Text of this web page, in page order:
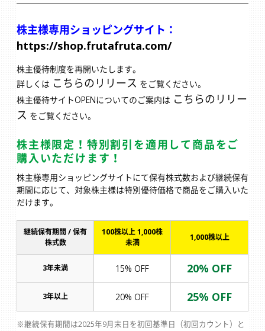
株主様専用ショッピングサイト：
https://shop.frutafruta.com/
株主優待制度を再開いたします。
詳しくは こちらのリリース をご覧ください。
株主優待サイトOPENについてのご案内は こちらのリリー
ス をご覧ください。
株主様限定！特別割引を適用して商品をご
購入いただけます！
株主様専用ショッピングサイトにて保有株式数および継続保有
期間に応じて、対象株主様は特別優待価格で商品をご購入いた
だけます。
継続保有期間 / 保有
株式数
100株以上 1,000株
未満
1,000株以上
3年未満 15% OFF 20% OFF
3年以上 20% OFF 25% OFF
※継続保有期間は2025年9月末日を初回基準日（初回カウント）と